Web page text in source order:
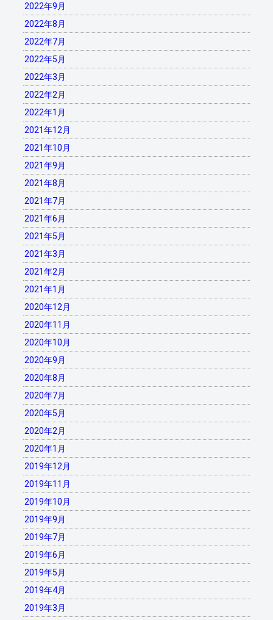
2022年9月
2022年8月
2022年7月
2022年5月
2022年3月
2022年2月
2022年1月
2021年12月
2021年10月
2021年9月
2021年8月
2021年7月
2021年6月
2021年5月
2021年3月
2021年2月
2021年1月
2020年12月
2020年11月
2020年10月
2020年9月
2020年8月
2020年7月
2020年5月
2020年2月
2020年1月
2019年12月
2019年11月
2019年10月
2019年9月
2019年7月
2019年6月
2019年5月
2019年4月
2019年3月